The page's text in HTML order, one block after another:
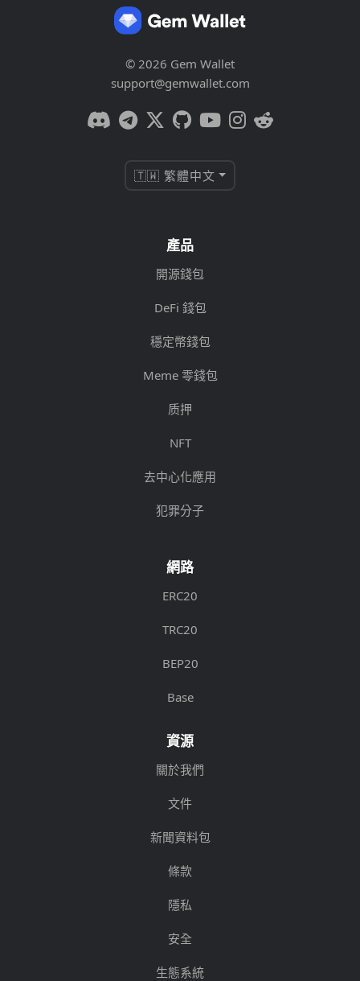
© 2026 Gem Wallet
support@gemwallet.com
🇹🇼 繁體中文
產品
開源錢包
DeFi 錢包
穩定幣錢包
Meme 零錢包
质押
NFT
去中心化應用
犯罪分子
網路
ERC20
TRC20
BEP20
Base
資源
關於我們
文件
新聞資料包
條款
隱私
安全
生態系統